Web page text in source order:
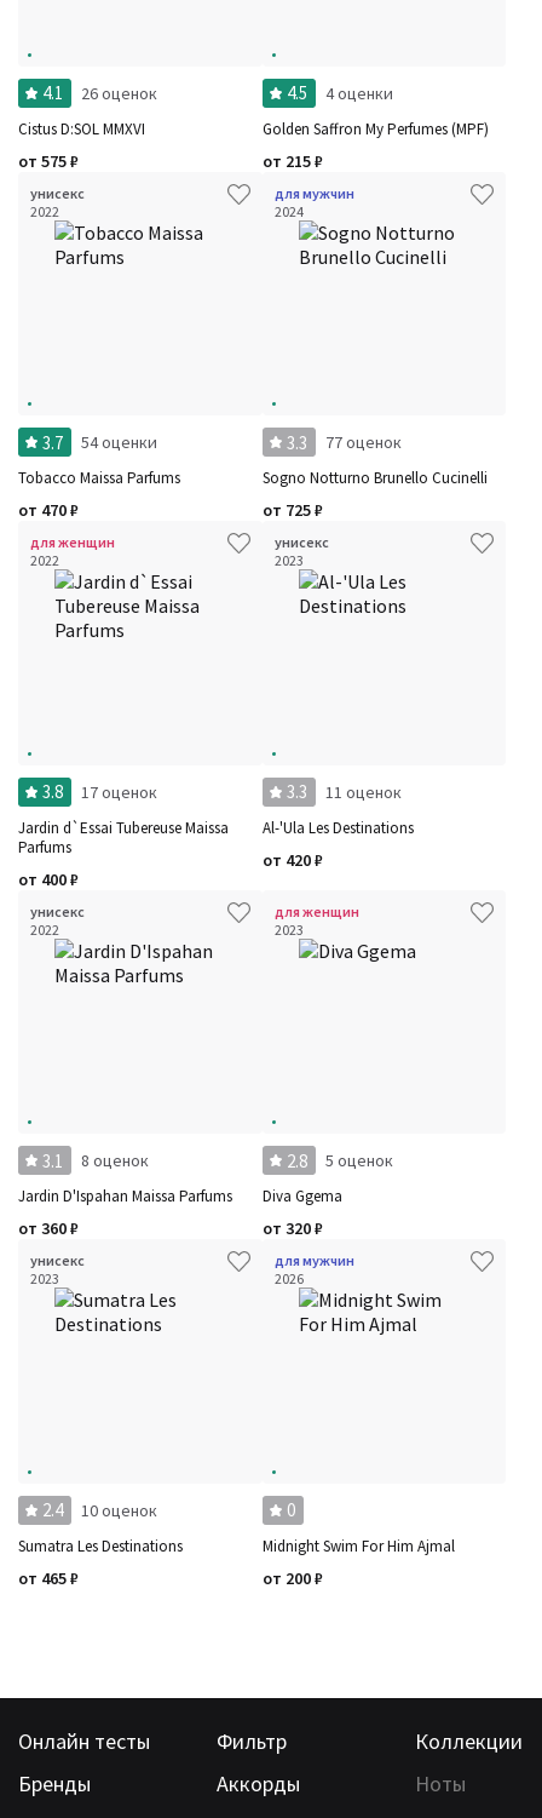
4.1 26 оценок
Cistus D:SOL MMXVI
от 575₽
4.5 4 оценки
Golden Saffron My Perfumes (MPF)
от 215₽
унисекс
2022
3.7 54 оценки
Tobacco Maissa Parfums
от 470₽
для мужчин
2024
3.3 77 оценок
Sogno Notturno Brunello Cucinelli
от 725₽
для женщин
2022
3.8 17 оценок
Jardin d`Essai Tubereuse Maissa
Parfums
от 400₽
унисекс
2023
3.3 11 оценок
Al-'Ula Les Destinations
от 420₽
унисекс
2022
3.1 8 оценок
Jardin D'Ispahan Maissa Parfums
от 360₽
для женщин
2023
2.8 5 оценок
Diva Ggema
от 320₽
унисекс
2023
2.4 10 оценок
Sumatra Les Destinations
от 465₽
для мужчин
2026
0
Midnight Swim For Him Ajmal
от 200₽
Онлайн тесты Фильтр
Коллекции
Бренды
Аккорды
Ноты